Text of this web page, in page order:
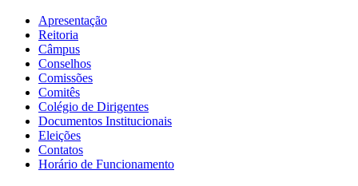
Apresentação
Reitoria
Câmpus
Conselhos
Comissões
Comitês
Colégio de Dirigentes
Documentos Institucionais
Eleições
Contatos
Horário de Funcionamento